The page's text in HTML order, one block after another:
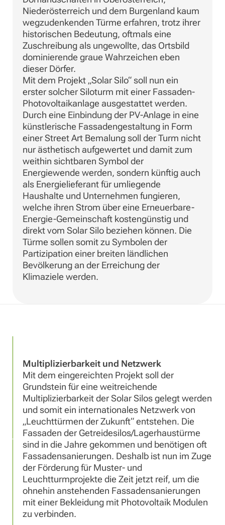
Niederösterreich und dem Burgenland kaum
wegzudenkenden Türme erfahren, trotz ihrer
historischen Bedeutung, oftmals eine
Zuschreibung als ungewollte, das Ortsbild
dominierende graue Wahrzeichen eben
dieser Dörfer.
Mit dem Projekt „Solar Silo“ soll nun ein
erster solcher Siloturm mit einer Fassaden-
Photovoltaikanlage ausgestattet werden.
Durch eine Einbindung der PV-Anlage in eine
künstlerische Fassadengestaltung in Form
einer Street Art Bemalung soll der Turm nicht
nur ästhetisch aufgewertet und damit zum
weithin sichtbaren Symbol der
Energiewende werden, sondern künftig auch
als Energielieferant für umliegende
Haushalte und Unternehmen fungieren,
welche ihren Strom über eine Erneuerbare-
Energie-Gemeinschaft kostengünstig und
direkt vom Solar Silo beziehen können. Die
Türme sollen somit zu Symbolen der
Partizipation einer breiten ländlichen
Bevölkerung an der Erreichung der
Klimaziele werden.
Multiplizierbarkeit und Netzwerk
Mit dem eingereichten Projekt soll der
Grundstein für eine weitreichende
Multiplizierbarkeit der Solar Silos gelegt werden
und somit ein internationales Netzwerk von
„Leuchttürmen der Zukunft“ entstehen. Die
Fassaden der Getreidesilos/Lagerhaustürme
sind in die Jahre gekommen und benötigen oft
Fassadensanierungen. Deshalb ist nun im Zuge
der Förderung für Muster- und
Leuchtturmprojekte die Zeit jetzt reif, um die
ohnehin anstehenden Fassadensanierungen
mit einer Bekleidung mit Photovoltaik Modulen
zu verbinden.